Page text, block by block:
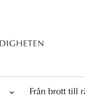
Från brott till